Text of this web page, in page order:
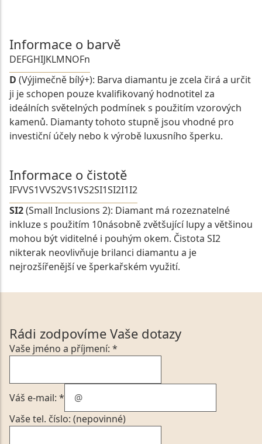
Informace o barvě
DEFGHIJKLMNOFn
D (Výjimečně bílý+): Barva diamantu je zcela čirá a určit
ji je schopen pouze kvalifikovaný hodnotitel za
ideálních světelných podmínek s použitím vzorových
kamenů. Diamanty tohoto stupně jsou vhodné pro
investiční účely nebo k výrobě luxusního šperku.
Informace o čistotě
IFVVS1VVS2VS1VS2SI1SI2I1I2
SI2(Small Inclusions 2): Diamant má rozeznatelné
inkluze s použitím 10násobně zvětšující lupy a většinou
mohou být viditelné i pouhým okem. Čistota SI2
nikterak neovlivňuje brilanci diamantu a je
nejrozšířenější ve šperkařském využití.
Rádi zodpovíme Vaše dotazy
Vaše jméno a příjmení: *
Váš e-mail: *
Vaše tel. číslo: (nepovinné)